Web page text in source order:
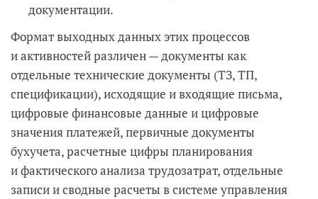
документации.
Формат выходных данных этих процессов
и активностей различен — документы как
отдельные технические документы (ТЗ, ТП,
спецификации), исходящие и входящие письма,
цифровые финансовые данные и цифровые
значения платежей, первичные документы
бухучета, расчетные цифры планирования
и фактического анализа трудозатрат, отдельные
записи и сводные расчеты в системе управления